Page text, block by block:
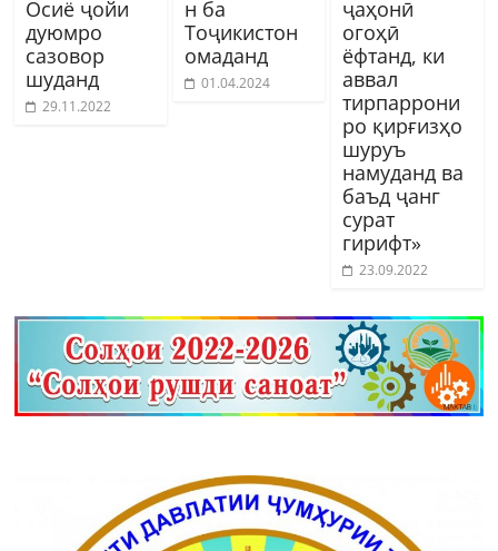
Осиё ҷойи
дуюмро
сазовор
шуданд
29.11.2022
н ба
Тоҷикистон
омаданд
01.04.2024
ҷаҳонӣ
огоҳӣ
ёфтанд, ки
аввал
тирпаррони
ро қирғизҳо
шуруъ
намуданд ва
баъд ҷанг
сурат
гирифт»
23.09.2022